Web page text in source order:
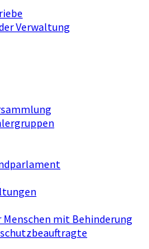
Verwaltung
mit Behinderung